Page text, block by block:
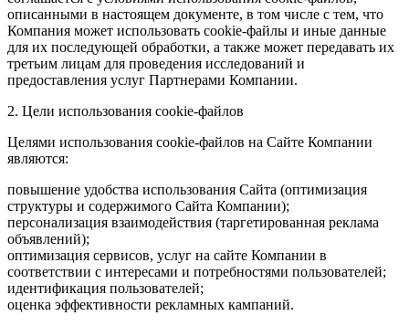
описанными в настоящем документе, в том числе с тем, что
Компания может использовать cookie-файлы и иные данные
для их последующей обработки, а также может передавать их
третьим лицам для проведения исследований и
предоставления услуг Партнерами Компании.
2. Цели использования cookie-файлов
Целями использования cookie-файлов на Сайте Компании
являются:
повышение удобства использования Сайта (оптимизация
структуры и содержимого Сайта Компании);
персонализация взаимодействия (таргетированная реклама
объявлений);
оптимизация сервисов, услуг на сайте Компании в
соответствии с интересами и потребностями пользователей;
идентификация пользователей;
оценка эффективности рекламных кампаний.